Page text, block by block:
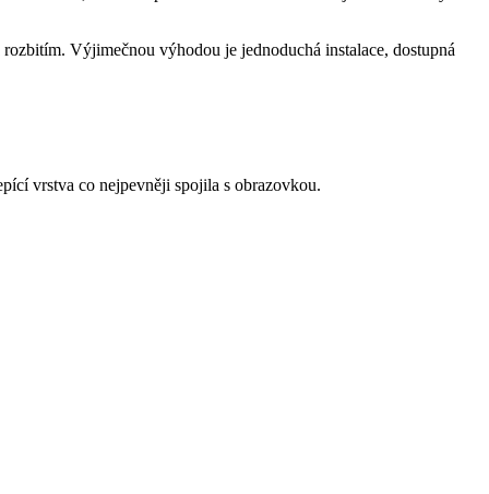
Výjimečnou výhodou je jednoduchá instalace, dostupná
vrstva co nejpevněji spojila s obrazovkou.